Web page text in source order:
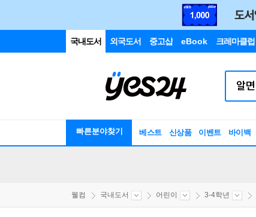
국내도서 외국도서 중고샵 eBook 크레마클럽
빠른분야찾기 베스트 신상품 이벤트 바이백
웰컴 국내도서 어린이 3-4학년